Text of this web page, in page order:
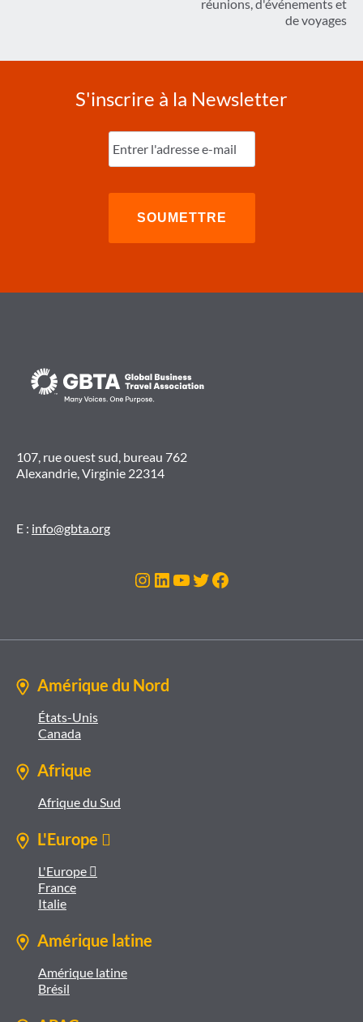
réunions, d'événements et
de voyages
S'inscrire à la Newsletter
Entrez
l'e-
mail
107, rue ouest sud, bureau 762
Alexandrie, Virginie 22314
E : info@gbta.org
Instagram
LinkedIn
YouTube
Twitter
Facebook
Amérique du Nord
États-Unis
Canada
Afrique
Afrique du Sud
L'Europe 
L'Europe 
France
Italie
Amérique latine
Amérique latine
Brésil